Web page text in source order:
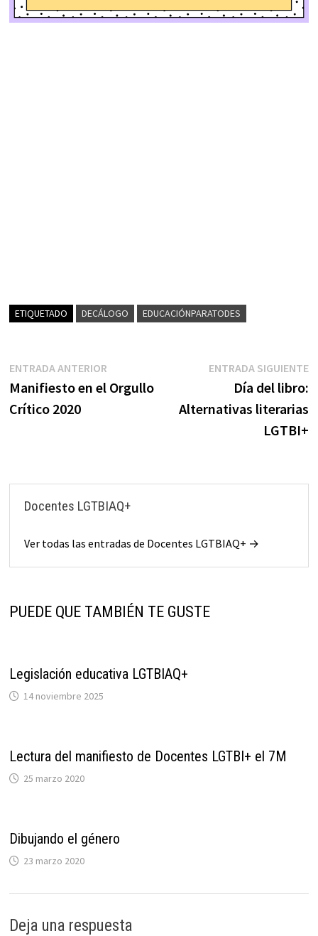
ETIQUETADO DECÁLOGO EDUCACIÓNPARATODES
Navegación
de
ENTRADA ANTERIOREntrada
anterior:
Manifiesto en el Orgullo
Crítico 2020
ENTRADA SIGUIENTE
Día del libro:
Alternativas literarias
LGTBI+
Docentes LGTBIAQ+
Ver todas las entradas de Docentes LGTBIAQ+ →
PUEDE QUE TAMBIÉN TE GUSTE
Legislación educativa LGTBIAQ+
14 noviembre 2025
Lectura del manifiesto de Docentes LGTBI+ el 7M
25 marzo 2020
Dibujando el género
23 marzo 2020
Deja una respuesta